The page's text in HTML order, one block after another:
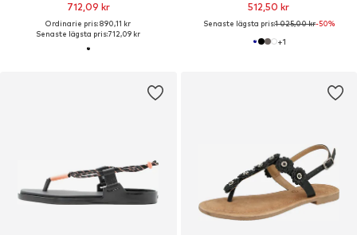
712,09 kr
Ordinarie pris: 890,11 kr
Senaste lägsta pris:712,09 kr
512,50 kr
Senaste lägsta pris:1 025,00 kr-50%
+1